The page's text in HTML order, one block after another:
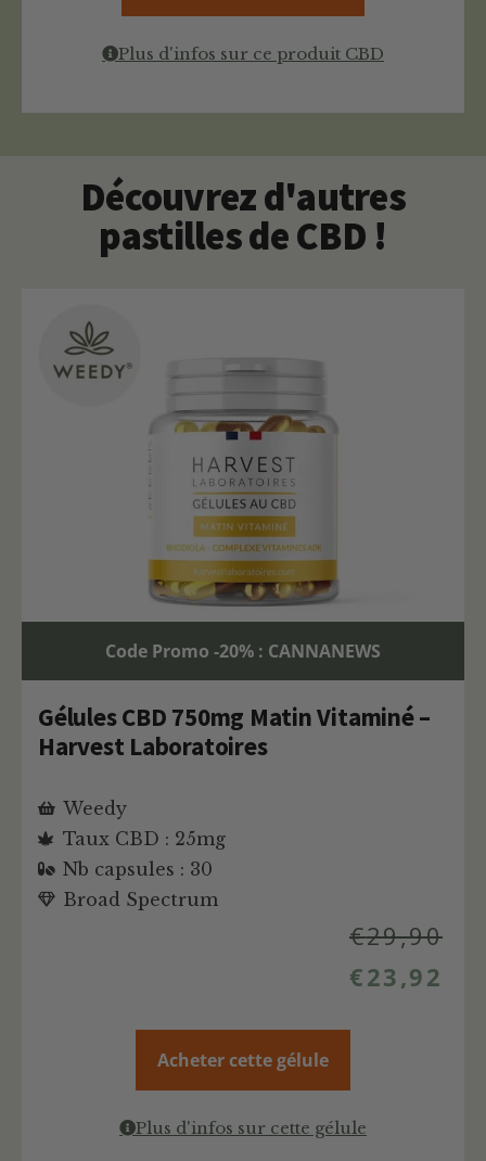
Plus d'infos sur ce produit CBD
Découvrez d'autres
pastilles de CBD !
Code Promo -20% : CANNANEWS
Gélules CBD 750mg Matin Vitaminé –
Harvest Laboratoires
Weedy
Taux CBD : 25mg
Nb capsules : 30
Broad Spectrum
€29,90
€23,92
Acheter cette gélule
Plus d'infos sur cette gélule